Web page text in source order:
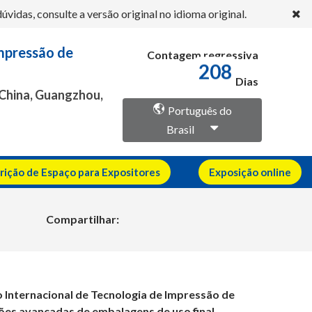
consulte a versão original no idioma original.
de
Guangzhou,
Contagem regressiva
208 Dias
Português do
Brasil
de Espaço para Expositores Exposição online
Compartilhar:
de Tecnologia de Impressão de